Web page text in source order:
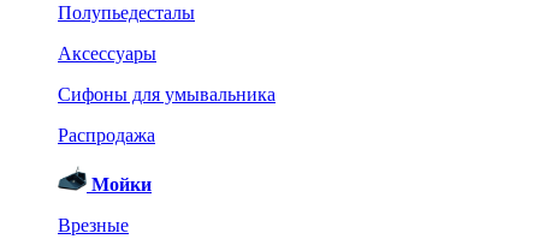
Полупьедесталы
Аксессуары
Сифоны для умывальника
Распродажа
Мойки
Врезные